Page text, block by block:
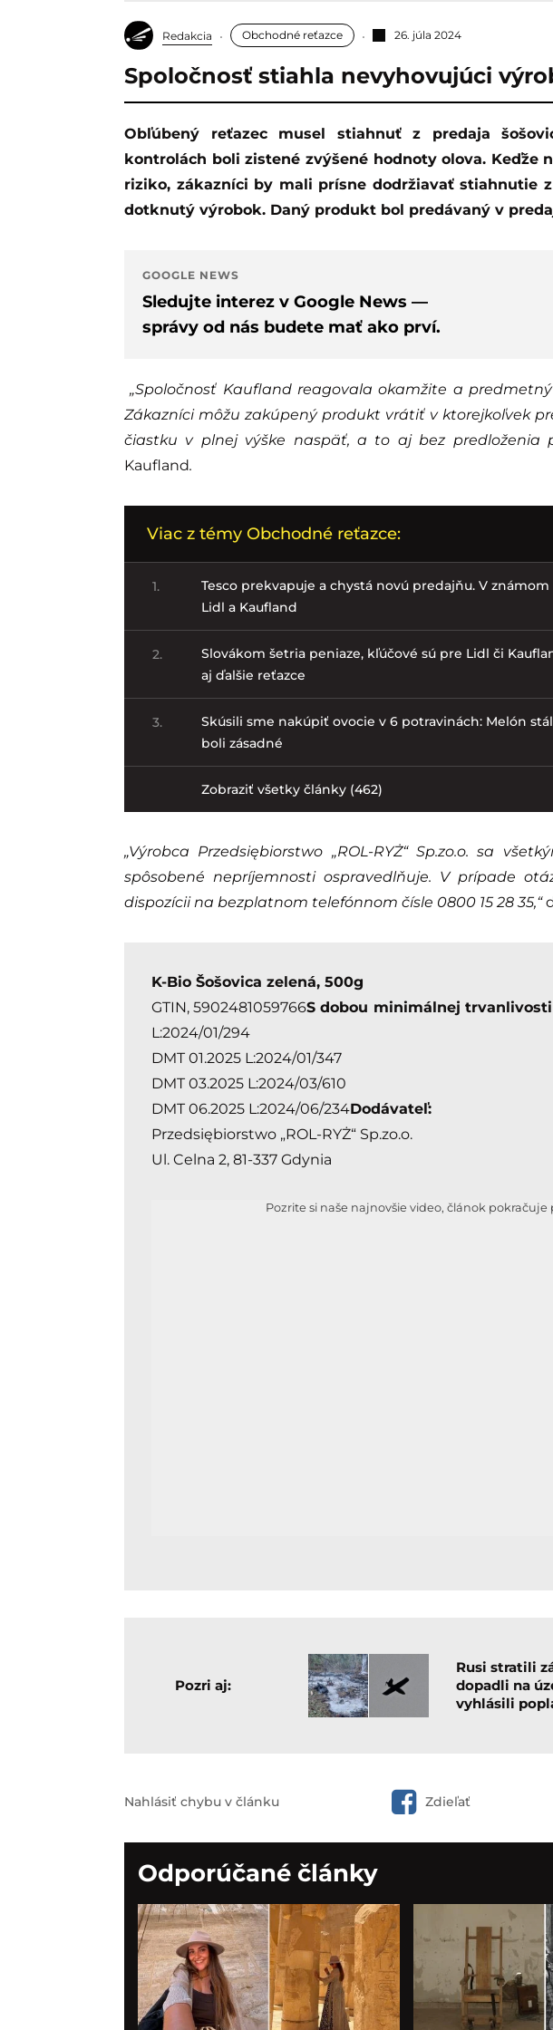
Redakcia Obchodné reťazce 26. júla 2024
Spoločnosť stiahla nevyhovujúci
Obľúbený reťazec musel stiahnuť z predaja šošovicu zelenú. Pri rutinných
kontrolách boli zistené zvýšené hodnoty olova. Keďže
riziko, zákazníci by mali prísne dodržiavať stiahnutie
dotknutý výrobok. Daný produkt bol predávaný v
GOOGLE NEWS
Sledujte interez v Google News —
správy od nás budete mať ako prví.
„Spoločnosť Kaufland reagovala okamžite a
Zákazníci môžu zakúpený produkt vrátiť v ktorejkoľvek
čiastku v plnej výške naspäť, a to aj bez predloženia
Kaufland.
Viac z témy Obchodné reťazce:
1.
Tesco prekvapuje a chystá novú predajňu. V
Lidl a Kaufland
2.
Slovákom šetria peniaze, kľúčové sú pre Lidl či
aj ďalšie reťazce
3.
Skúsili sme nakúpiť ovocie v 6 potravinách: Melón
boli zásadné
Zobraziť všetky články (462)
„Výrobca Przedsiębiorstwo „ROL-RYŻ“ Sp.zo.o. sa
spôsobené nepríjemnosti ospravedlňuje. V prípade
dispozícii na bezplatnom telefónnom čísle 0800 15 28 35,“
K-Bio Šošovica zelená, 500g
GTIN, 5902481059766S dobou minimálnej
L:2024/01/294
DMT 01.2025 L:2024/01/347
DMT 03.2025 L:2024/03/610
DMT 06.2025 L:2024/06/234Dodávateľ:
Przedsiębiorstwo „ROL-RYŻ“ Sp.zo.o.
Ul. Celna 2, 81-337 Gdynia
Pozrite si naše najnovšie video, článok pokračuje
Pozri aj:
Rusi stratili
dopadli na
vyhlásili
Nahlásiť chybu v článku Zdieľať
Odporúčané články